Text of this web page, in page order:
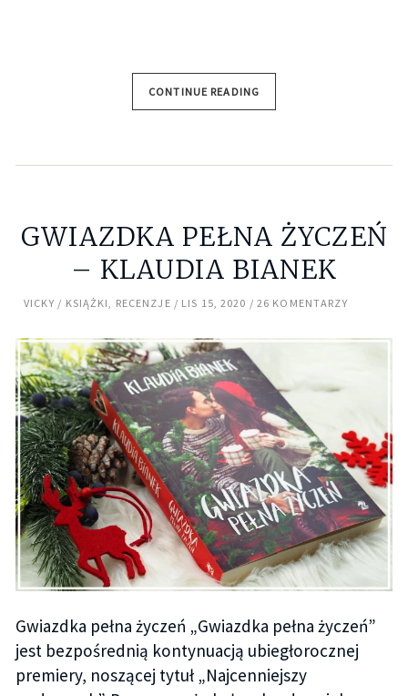
CONTINUE READING
GWIAZDKA PEŁNA ŻYCZEŃ
– KLAUDIA BIANEK
VICKY KSIĄŻKI, RECENZJE LIS 15, 2020 26 KOMENTARZY
Gwiazdka pełna życzeń „Gwiazdka pełna życzeń”
jest bezpośrednią kontynuacją ubiegłorocznej
premiery, noszącej tytuł „Najcenniejszy